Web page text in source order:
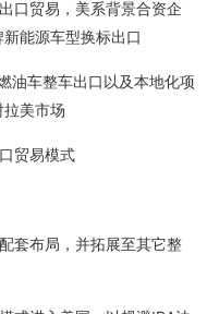
口贸易，美系背景合资企
能源车型换标出口
车整车出口以及本地化项
拉美市场
贸易模式
套布局，并拓展至其它整